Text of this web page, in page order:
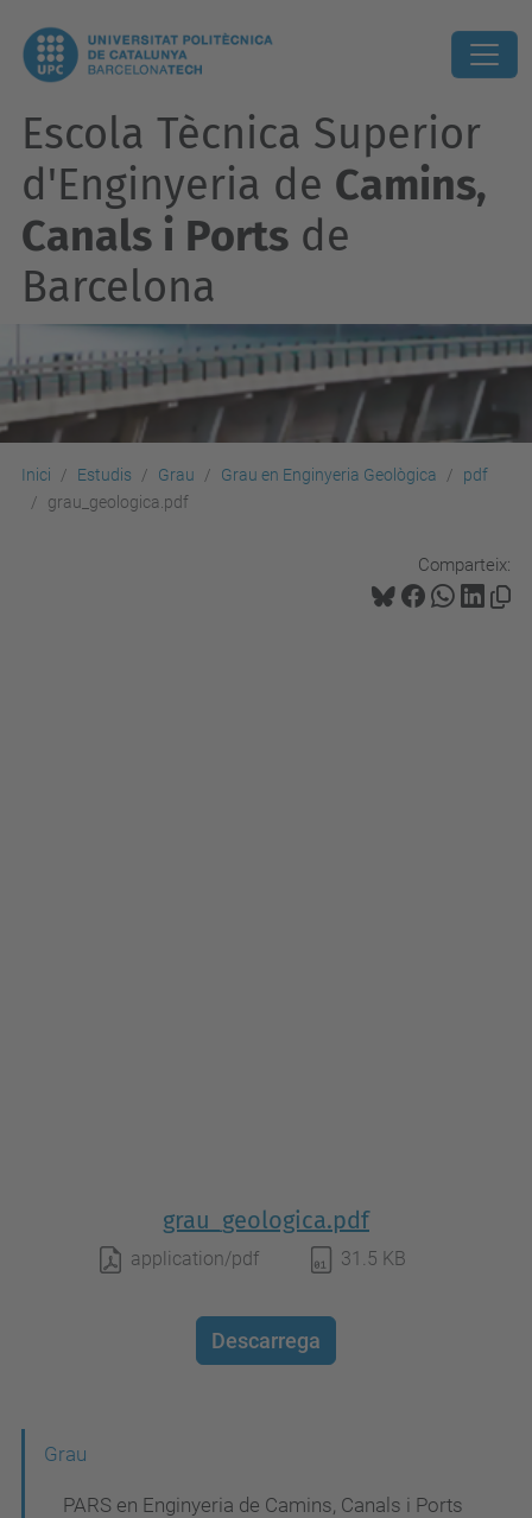
Escola Tècnica Superior
d'Enginyeria de Camins,
Canals i Ports de
Barcelona
Inici Estudis Grau Grau en Enginyeria Geològica
pdf
grau_geologica.pdf
Comparteix:
grau_geologica.pdf
application/pdf 31.5 KB
Descarrega
Grau
PARS en Enginyeria de Camins, Canals i Ports